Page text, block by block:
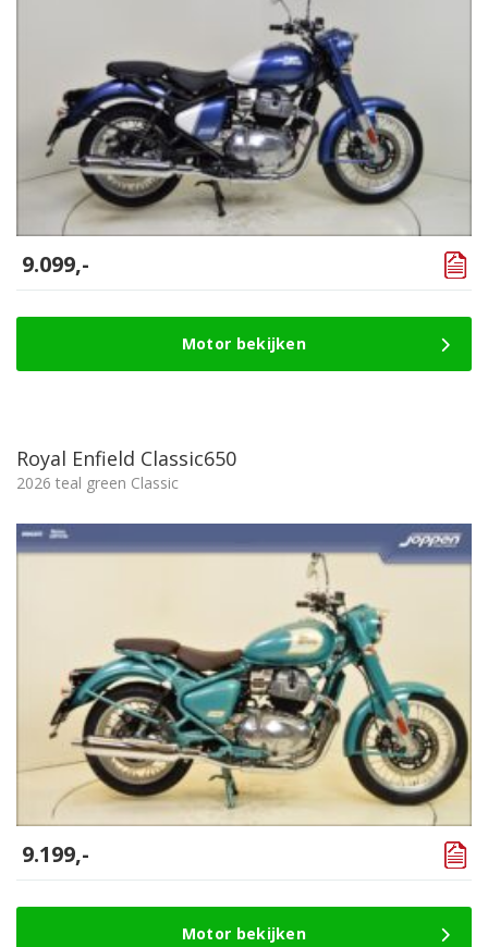
9.099,-
Motor bekijken
Royal Enfield Classic650
2026 teal green Classic
9.199,-
Motor bekijken